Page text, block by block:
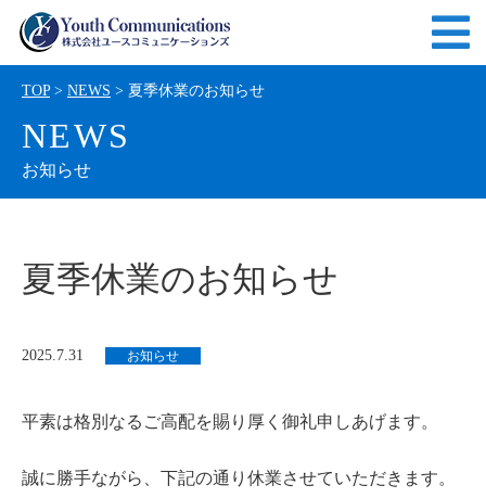
TOP> NEWS > 夏季休業のお知らせ
NEWS
お知らせ
夏季休業のお知らせ
2025.7.31 お知らせ
平素は格別なるご高配を賜り厚く御礼申しあげます。
誠に勝手ながら、下記の通り休業させていただきます。